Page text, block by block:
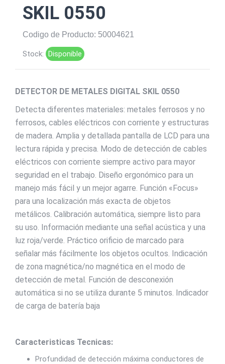
SKIL 0550
Codigo de Producto: 50004621
Stock: Disponible
DETECTOR DE METALES DIGITAL SKIL 0550
Detecta diferentes materiales: metales ferrosos y no
ferrosos, cables eléctricos con corriente y estructuras
de madera. Amplia y detallada pantalla de LCD para una
lectura rápida y precisa. Modo de detección de cables
eléctricos con corriente siempre activo para mayor
seguridad en el trabajo. Diseño ergonómico para un
manejo más fácil y un mejor agarre. Función «Focus»
para una localización más exacta de objetos
metálicos. Calibración automática, siempre listo para
su uso. Información mediante una señal acústica y una
luz roja/verde. Práctico orificio de marcado para
señalar más fácilmente los objetos ocultos. Indicación
de zona magnética/no magnética en el modo de
detección de metal. Función de desconexión
automática si no se utiliza durante 5 minutos. Indicador
de carga de batería baja
Caracteristicas Tecnicas:
Profundidad de detección máxima conductores de